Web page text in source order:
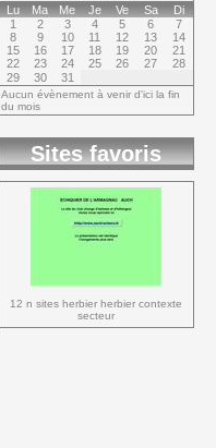
Lu Ma Me Je Ve Sa
Di
1
2 3 4 5 6
7
8
9 10 11 12 13
14
15
16 17 18 19 20
21
22
23 24 25 26 27
28
29
30 31
Aucun évènement à venir d'ici la fin
du mois
Sites favoris
12 n sites herbier herbier contexte
secteur